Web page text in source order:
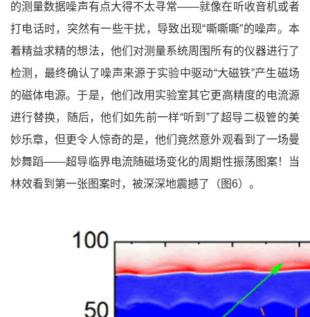
的测量数据噪声有点大得不太寻常——就像在听收音机或者
打电话时，突然有一些干扰，导致出现“嘶嘶嘶”的噪声。本
着精益求精的想法，他们对测量系统周围所有的仪器进行了
检测，最终确认了噪声来源于实验中驱动“大磁铁”产生磁场
的磁体电源。于是，他们改用实验室其它更高精度的电流源
进行替换，随后，他们如先前一样“听到”了超导二极管的美
妙乐章，但更令人惊奇的是，他们竟然意外观看到了一场曼
妙舞蹈——超导临界电流随磁场变化的周期性振荡图案！当
林效看到第一张图案时，被深深地震撼了（图6）。